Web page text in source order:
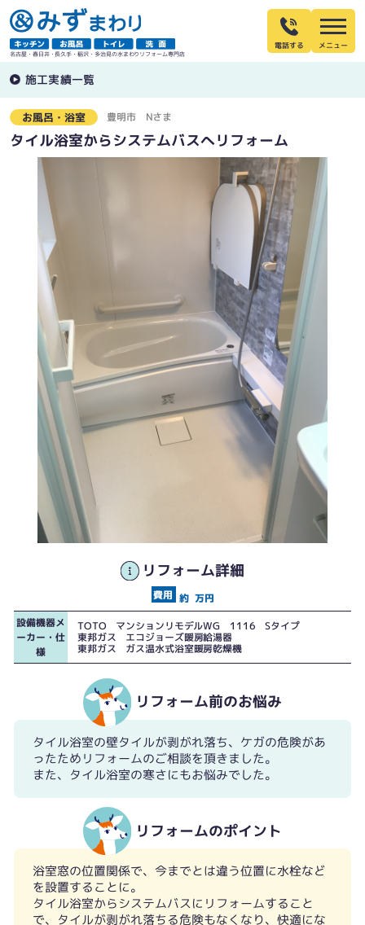
名古屋・春日井・長久手・稲沢・多治見の水まわりリフォーム専門店
電話する
施工実績一覧
お風呂・浴室 豊明市 Nさま
タイル浴室からシステムバスへリフォーム
リフォーム詳細
約 万円
設備機器メ
ーカー・仕
様
TOTO マンションリモデルWG 1116 Sタイプ
東邦ガス エコジョーズ暖房給湯器
東邦ガス ガス温水式浴室暖房乾燥機
リフォーム前のお悩み
タイル浴室の壁タイルが剥がれ落ち、ケガの危険があ
ったためリフォームのご相談を頂きました。
また、タイル浴室の寒さにもお悩みでした。
リフォームのポイント
浴室窓の位置関係で、今までとは違う位置に水栓など
を設置することに。
タイル浴室からシステムバスにリフォームすること
で、タイルが剥がれ落ちる危険もなくなり、快適にな
タイル浴室
既設 ふろ給湯器
TOTO マンションリモデルWG 1116 Sタイプ